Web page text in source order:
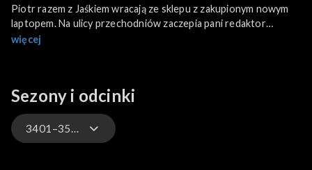
Piotr razem z Jaśkiem wracają ze sklepu z zakupionym nowym
laptopem. Na ulicy przechodniów zaczepia pani redaktor
oferująca młodym talentom śpiewanie przed kamerą. Jasiek
więcej
Sezony i odcinki
3401–3500